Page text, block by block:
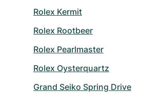
Rolex Kermit
Rolex Rootbeer
Rolex Pearlmaster
Rolex Oysterquartz
Grand Seiko Spring Drive